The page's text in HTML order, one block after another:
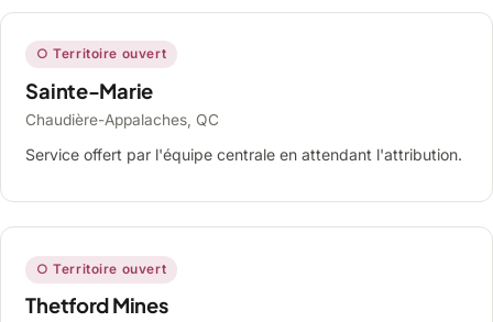
○ Territoire ouvert
Sainte-Marie
Chaudière-Appalaches, QC
Service offert par l'équipe centrale en attendant l'attribution.
○ Territoire ouvert
Thetford Mines